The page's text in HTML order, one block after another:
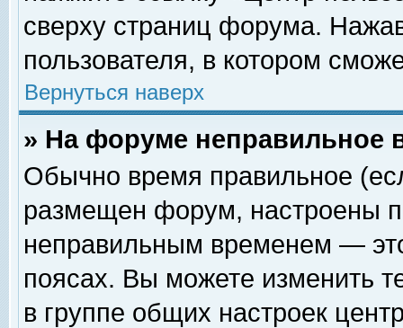
сверху страниц форума.
пользователя, в котором
Вернуться наверх
» На форуме неправильное
Обычно время правильное
размещен форум, настроены
неправильным временем —
поясах. Вы можете изменить
в группе общих настроек